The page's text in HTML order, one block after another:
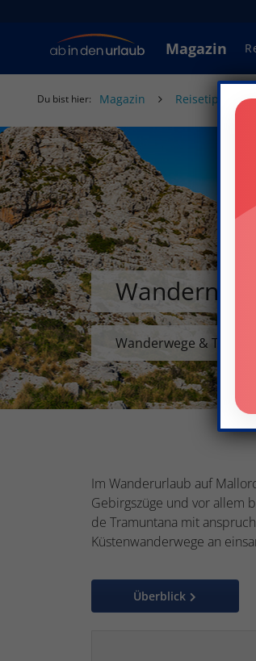
Magazin
Du bist hier: Magazin Reisetipps
Wandern
Wanderwege &
Im Wanderurlaub auf
Gebirgszüge und vor allem
de Tramuntana mit
Küstenwanderwege an
Überblick